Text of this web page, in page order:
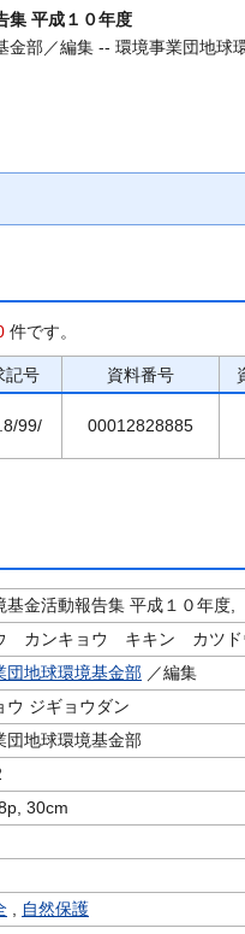
集 平成１０年度
金部／編集 -- 環境事業団地球
件です。
記号 資料番号
99/ 00012828885
基金活動報告集 平成１０年度,
カンキョウ キキン カツド
団地球環境基金部 ／編集
ウ ジギョウダン
団地球環境基金部
30cm
自然保護